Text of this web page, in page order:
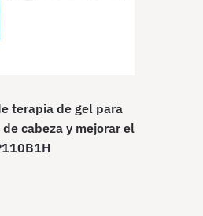
terapia de gel para
cabeza y mejorar el